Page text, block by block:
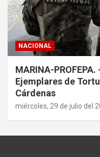
NACIONAL
MARINA-
Ejemplares de
Cárdenas
miércoles, 29 de julio del